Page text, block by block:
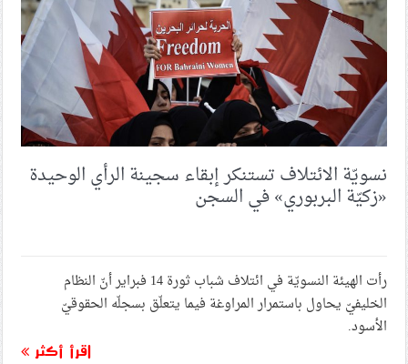
نسويّة الائتلاف تستنكر إبقاء سجينة الرأي الوحيدة
«زكيّة البربوري» في السجن
رأت الهيئة النسويّة في ائتلاف شباب ثورة 14 فبراير أنّ النظام
الخليفيّ يحاول باستمرار المراوغة فيما يتعلّق بسجلّه الحقوقيّ
الأسود.
اقرأ أكثر